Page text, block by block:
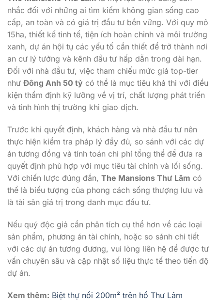
15ha, thiết kế tinh tế, tiện ích hoàn chỉnh và môi trường
xanh, dự án hội tụ các yếu tố cần thiết để trở thành nơi
an cư lý tưởng và kênh đầu tư hấp dẫn trong dài hạn.
Đối với nhà đầu tư, việc tham chiếu mức giá top-tier
nhưĐông Anh 50 tỷcó thể là mục tiêu khả thi với điều
kiện thẩm định kỹ lưỡng về vị trí, chất lượng phát triển
và tình hình thị trường khi giao dịch.
Trước khi quyết định, khách hàng và nhà đầu tư nên
án tương đồng và tính toán chi phí tổng thể để đưa ra
quyết định phù hợp với mục tiêu tài chính và lối sống.
Với chiến lược đúng đắn,The Mansions Thư Lâmcó
thể là biểu tượng của phong cách sống thượng lưu và
là tài sản giá trị trong danh mục đầu tư.
Nếu quý độc giả cần phân tích cụ thể hơn về các loại
với các dự án tương đương, vui lòng liên hệ để được tư
vấn chuyên sâu và cập nhật số liệu thực tế theo tiến độ
dự án.
Xem thêm:
Follow us on Social Media